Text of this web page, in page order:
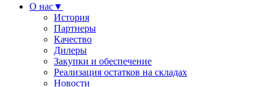
О нас▼
История
Партнеры
Качество
Дилеры
Закупки и обеспечение
Реализация остатков на складах
Новости